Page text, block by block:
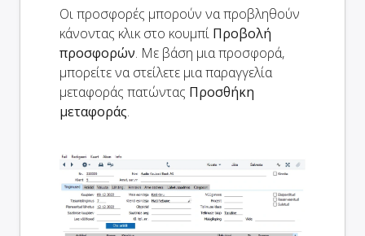
Οι προσφορές μπορούν να προβληθούν
κάνοντας κλικ στο κουμπί Προβολή
προσφορών. Με βάση μια προσφορά,
μπορείτε να στείλετε μια παραγγελία
μεταφοράς πατώντας Προσθήκη
μεταφοράς.